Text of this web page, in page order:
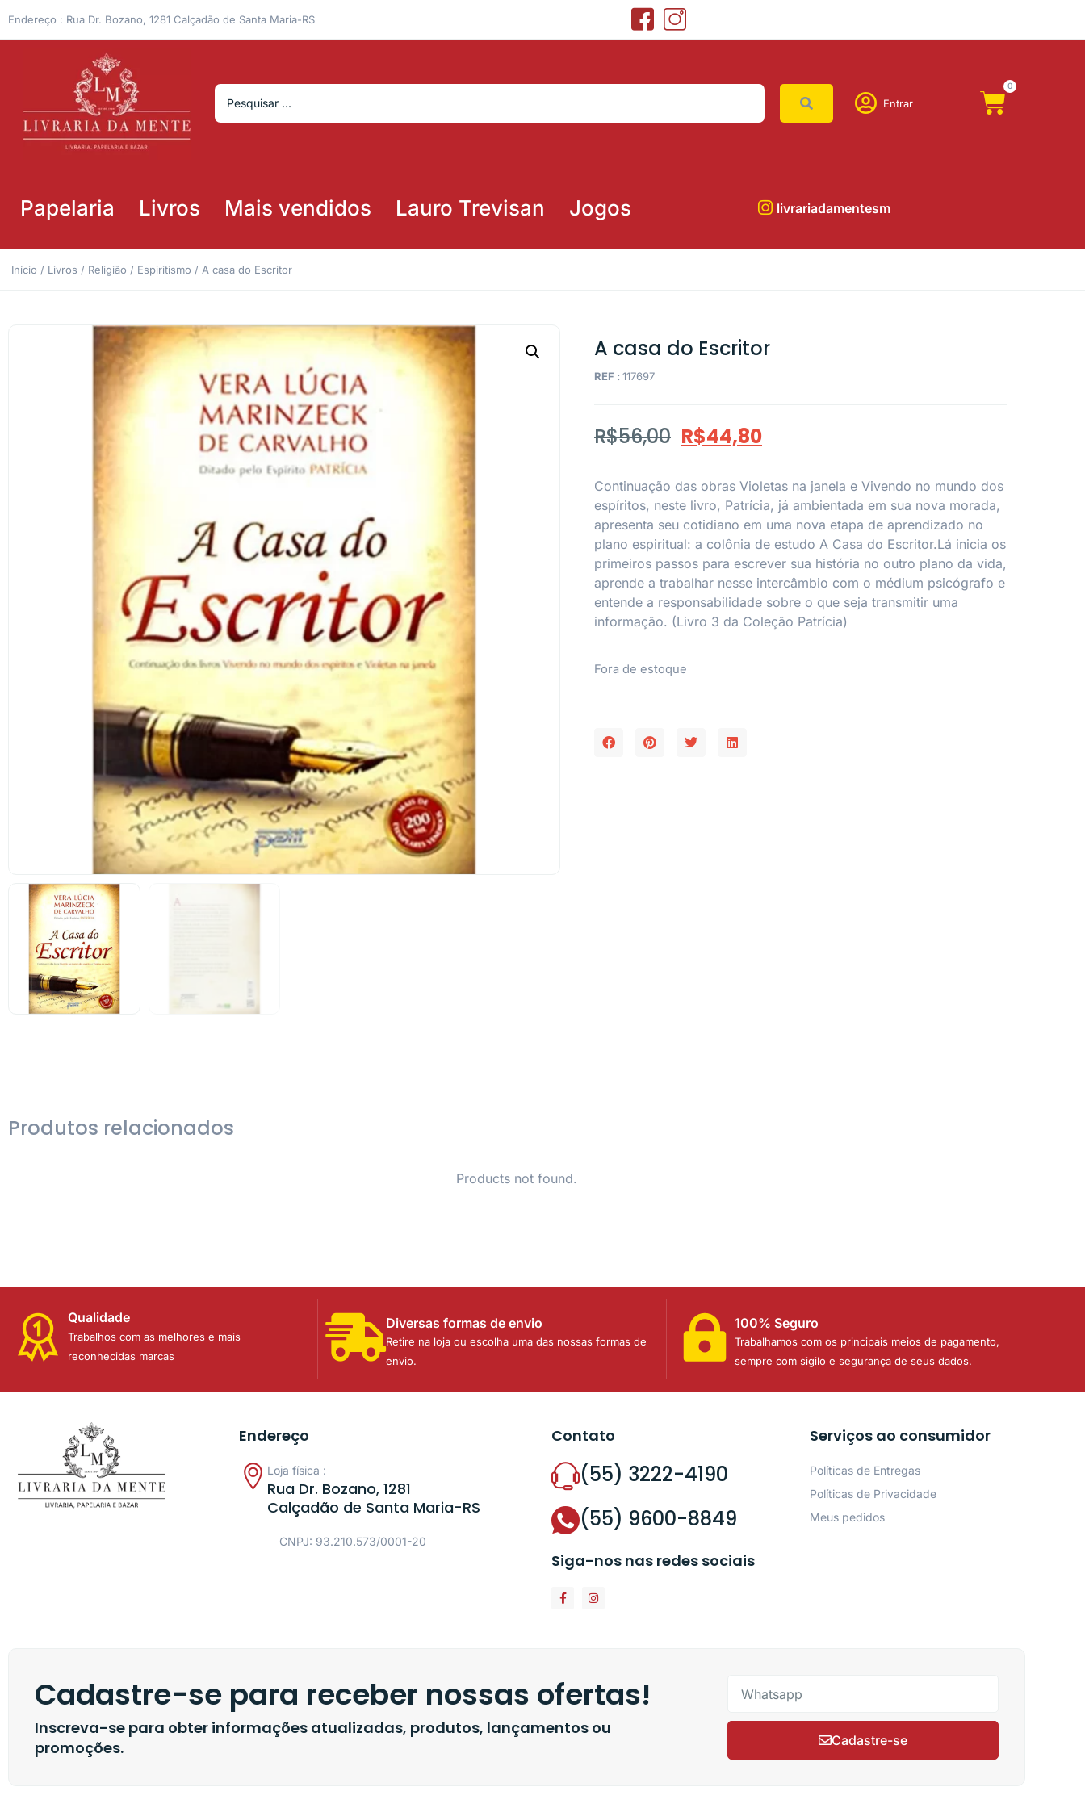
Endereço : Rua Dr. Bozano, 1281 Calçadão de Santa Maria-RS
Entrar
0
Papelaria Livros Mais vendidos Lauro Trevisan Jogos livrariadamentesm
Início / Livros / Religião / Espiritismo / A casa do Escritor
A casa do Escritor
REF : 117697
R$56,00 R$44,80
Continuação das obras Violetas na janela e Vivendo no mundo dos
espíritos, neste livro, Patrícia, já ambientada em sua nova morada,
apresenta seu cotidiano em uma nova etapa de aprendizado no
plano espiritual: a colônia de estudo A Casa do Escritor.Lá inicia os
primeiros passos para escrever sua história no outro plano da vida,
aprende a trabalhar nesse intercâmbio com o médium psicógrafo e
entende a responsabilidade sobre o que seja transmitir uma
informação. (Livro 3 da Coleção Patrícia)
Fora de estoque
Produtos relacionados
Products not found.
Qualidade
Trabalhos com as melhores e mais
reconhecidas marcas
Diversas formas de envio
Retire na loja ou escolha uma das nossas formas de
envio.
100% Seguro
Trabalhamos com os principais meios de pagamento,
sempre com sigilo e segurança de seus dados.
Endereço
Loja física :
Rua Dr. Bozano, 1281
Calçadão de Santa Maria-RS
CNPJ: 93.210.573/0001-20
Contato
(55) 3222-4190
(55) 9600-8849
Siga-nos nas redes sociais
Serviços ao consumidor
Políticas de Entregas
Políticas de Privacidade
Meus pedidos
Cadastre-se para receber nossas ofertas!
Inscreva-se para obter informações atualizadas, produtos, lançamentos ou
promoções.
Cadastre-se